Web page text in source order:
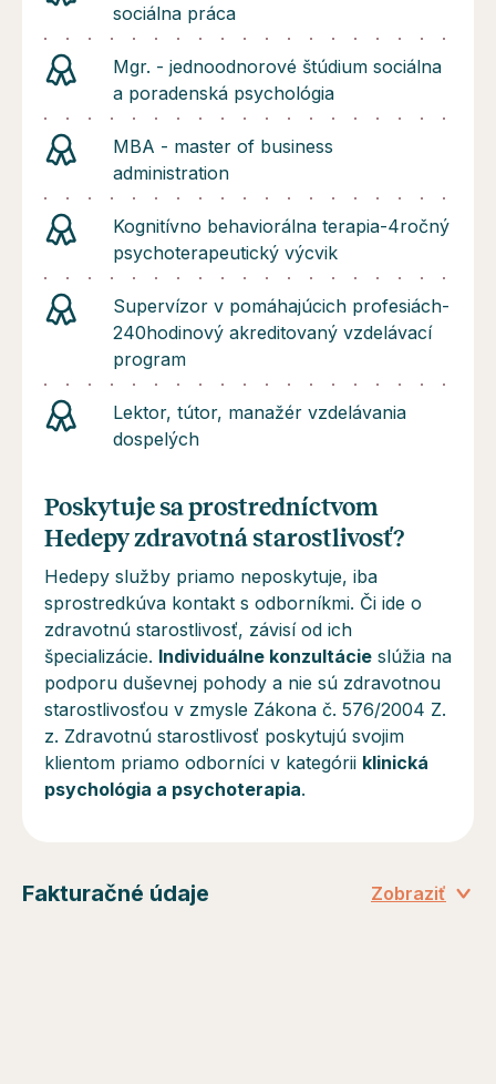
sociálna práca
Mgr. - jednoodnorové štúdium sociálna
a poradenská psychológia
MBA - master of business
administration
Kognitívno behaviorálna terapia-4ročný
psychoterapeutický výcvik
Supervízor v pomáhajúcich profesiách-
240hodinový akreditovaný vzdelávací
program
Lektor, tútor, manažér vzdelávania
dospelých
Poskytuje sa prostredníctvom
Hedepy zdravotná starostlivosť?
Hedepy služby priamo neposkytuje, iba
sprostredkúva kontakt s odborníkmi. Či ide o
zdravotnú starostlivosť, závisí od ich
špecializácie. Individuálne konzultácie slúžia na
podporu duševnej pohody a nie sú zdravotnou
starostlivosťou v zmysle Zákona č. 576/2004 Z.
z. Zdravotnú starostlivosť poskytujú svojim
klientom priamo odborníci v kategórii klinická
psychológia a psychoterapia.
Fakturačné údaje Zobraziť